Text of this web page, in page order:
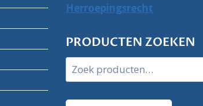
Herroepingsrecht
PRODUCTEN ZOEKEN
Zoeken
naar: